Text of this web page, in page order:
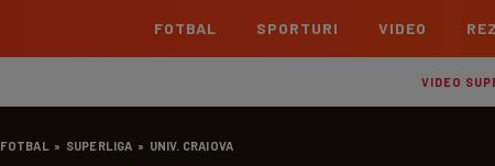
FOTBAL
Echipe
SPORTURI VIDEO
VIDEO
FOTBAL » SUPERLIGA » UNIV. CRAIOVA